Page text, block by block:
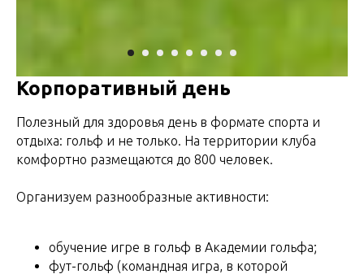
Корпоративный день
Полезный для здоровья день в формате спорта и
отдыха: гольф и не только. На территории клуба
комфортно размещаются до 800 человек.
Организуем разнообразные активности:
обучение игре в гольф в Академии гольфа;
фут-гольф (командная игра, в которой